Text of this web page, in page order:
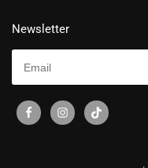
Newsletter